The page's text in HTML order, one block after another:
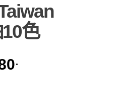
色
.